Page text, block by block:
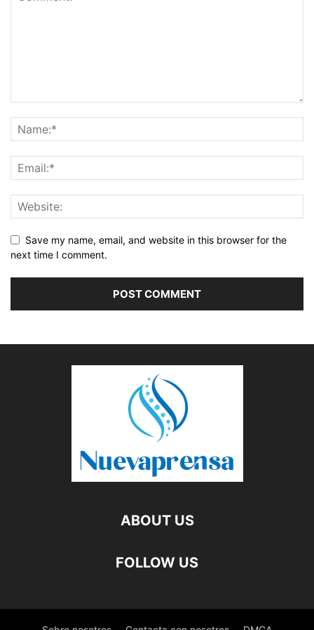
Save my name, email, and website in this browser for the
next time I comment.
ABOUT US
FOLLOW US